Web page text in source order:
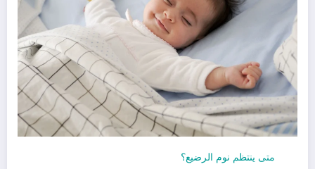
متى ينتظم نوم الرضيع؟